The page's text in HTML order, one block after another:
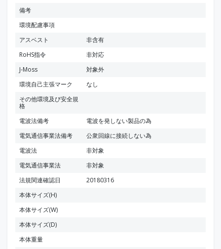
備考
環境配慮事項
アスベスト
非含有
RoHS指令
非対応
J-Moss
対象外
環境自己主張マーク
なし
その他環境及び安全規
格
電波法備考
電波を発しない製品の為
電気通信事業法備考
公衆回線に接続しない為
電波法
非対象
電気通信事業法
非対象
法規関連確認日
20180316
本体サイズ(H)
本体サイズ(W)
本体サイズ(D)
本体重量